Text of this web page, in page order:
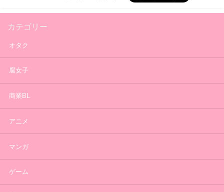
カテゴリー
オタク
腐女子
商業BL
アニメ
マンガ
ゲーム